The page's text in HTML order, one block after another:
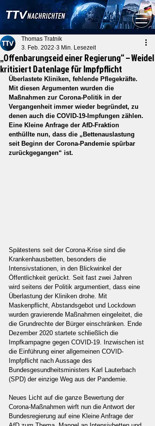
„Offenbarungseid einer Regierung“ – Weidel
kritisiert Datenlage für Impfpflicht
Thomas Tratnik
3. Feb. 2022 3 Min. Lesezeit
Überlastete Kliniken, fehlende Pflegekräfte.
Mit diesen Argumenten wurden die
Maßnahmen zur Corona-Politik in der
Vergangenheit immer wieder begründet, zu
denen auch die COVID-19-Impfungen zählen.
Eine Kleine Anfrage der AfD-Fraktion
enthüllte nun, dass die „Bettenauslastung
seit Beginn der Corona-Pandemie spürbar
zurückgegangen“ ist.
Spätestens seit der Corona-Krise sind die
Krankenhausbetten, besonders die
Intensivstationen, in den Blickwinkel der
Öffentlichkeit gerückt. Seit fast zwei Jahren
wird seitens der Politik argumentiert, dass eine
Überlastung der Kliniken drohe. Mit
Maskenpflicht, Abstandsgebot und Lockdown
wurden gravierende Maßnahmen eingeleitet, die
die Grundrechte der Bürger einschränken. Ende
Dezember 2020 startete schließlich die
Impfkampagne gegen COVID-19. Inzwischen ist
die Einführung einer allgemeinen COVID-
Impfpflicht nach Aussage des
Bundesgesundheitsministers Karl Lauterbach
(SPD) der einzige Weg aus der Pandemie.
Neues Licht auf die ganze Bewertung der
Corona-Maßnahmen wirft nun die Antwort der
Bundesregierung auf eine Kleine Anfrage der